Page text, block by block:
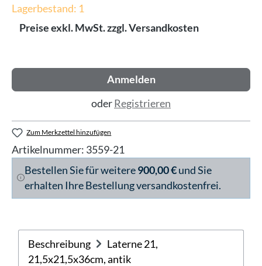
Lagerbestand: 1
Preise exkl. MwSt. zzgl. Versandkosten
Anmelden
oderRegistrieren
Zum Merkzettel hinzufügen
Artikelnummer: 3559-21
Bestellen Sie für weitere900,00 €und Sie
erhalten Ihre Bestellung versandkostenfrei.
Beschreibung
Laterne 21,
21,5x21,5x36cm, antik